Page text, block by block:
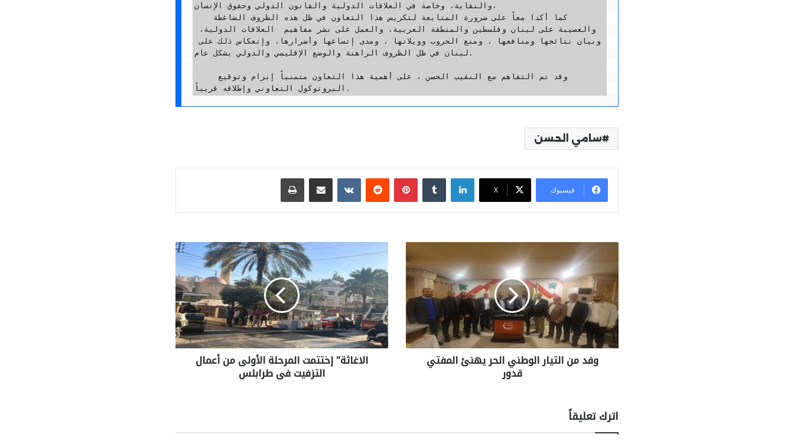
والنقابة، وخاصة في العلاقات الدولية والقانون الدولي وحقوق الإنسان،
وبيان نتائجها ومنافعها ، ومنع الحروب وويلاتها ، ومدى إتساعها وأضرارها، وإنعكاس ذلك على
لبنان في ظل الظروف الراهنة والوضع الإقليمي والدولي بشكل عام.
البروتوكول التعاوني وإطلاقه قريباً.
سامي الحسن
فيسبوك X
لينكدإن بينتيريست مشاركة عبر البريد طباعة
وفد من التيار الوطني الحر يهنئ المفتي
قدور
الاغاثة" إختتمت المرحلة الأولى من أعمال
التزفيت في طرابلس
اترك تعليقاً